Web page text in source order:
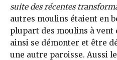
suite des récentes
autres moulins étaient en
plupart des moulins à vent
ainsi se démonter et être
une autre paroisse. Aussi